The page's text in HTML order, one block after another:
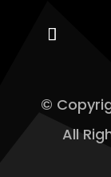
©
All